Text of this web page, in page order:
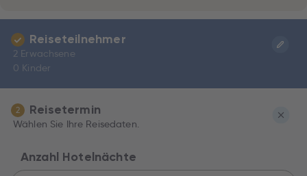
Reiseteilnehmer
2 Erwachsene
0 Kinder
2 Reisetermin
Wählen Sie Ihre Reisedaten.
Anzahl Hotelnächte